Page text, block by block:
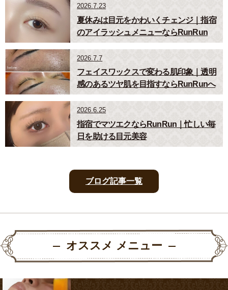
2026.7.23
夏休みは目元をかわいくチェンジ｜指宿
のアイラッシュメニューならRunRun
2026.7.7
フェイスワックスで変わる肌印象｜透明
感のあるツヤ肌を目指すならRunRunへ
2026.6.25
指宿でマツエクならRunRun｜忙しい毎
日を助ける目元美容
ブログ記事一覧
オススメ メニュー